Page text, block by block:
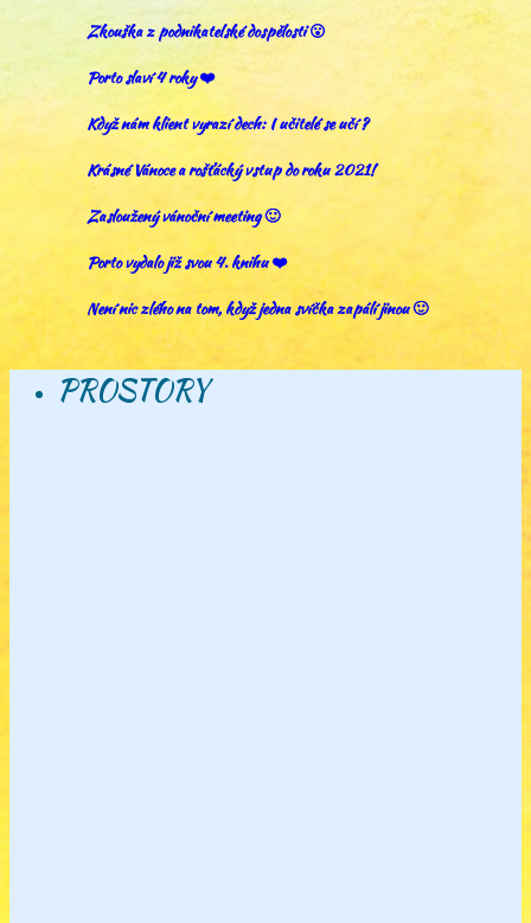
Zkouška z podnikatelské dospělosti 😮
Porto slaví 4 roky ❤️
Když nám klient vyrazí dech: I učitelé se učí ?
Krásné Vánoce a rošťácký vstup do roku 2021!
Zasloužený vánoční meeting 🙂
Porto vydalo již svou 4. knihu ❤️
Není nic zlého na tom, když jedna svíčka zapálí jinou 🙂
PROSTORY